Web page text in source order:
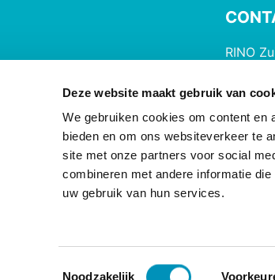
Deze website maakt gebruik van
We gebruiken cookies om content en
bieden en om ons websiteverkeer te
site met onze partners voor social
combineren met andere informatie
uw gebruik van hun services.
Noodzakelijk
RINO
085 -
Disclaimer|Privacy Policy